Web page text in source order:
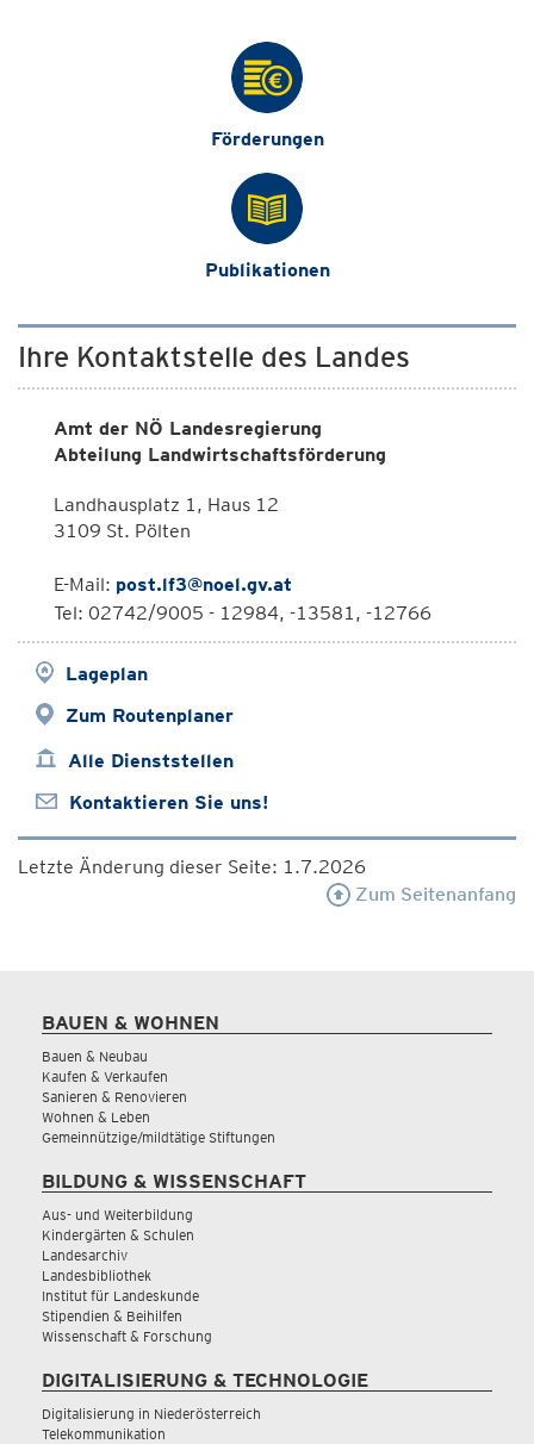
Förderungen
Publikationen
Ihre Kontaktstelle des Landes
Amt der NÖ Landesregierung
Abteilung Landwirtschaftsförderung
Landhausplatz 1, Haus 12
3109 St. Pölten
E-Mail: post.lf3@noel.gv.at
Tel: 02742/9005 - 12984, -13581, -12766
Lageplan
Zum Routenplaner
Alle Dienststellen
Kontaktieren Sie uns!
Letzte Änderung dieser Seite: 1.7.2026
Zum Seitenanfang
BAUEN & WOHNEN
Bauen & Neubau
Kaufen & Verkaufen
Sanieren & Renovieren
Wohnen & Leben
Gemeinnützige/mildtätige Stiftungen
BILDUNG & WISSENSCHAFT
Aus- und Weiterbildung
Kindergärten & Schulen
Landesarchiv
Landesbibliothek
Institut für Landeskunde
Stipendien & Beihilfen
Wissenschaft & Forschung
DIGITALISIERUNG & TECHNOLOGIE
Digitalisierung in Niederösterreich
Telekommunikation